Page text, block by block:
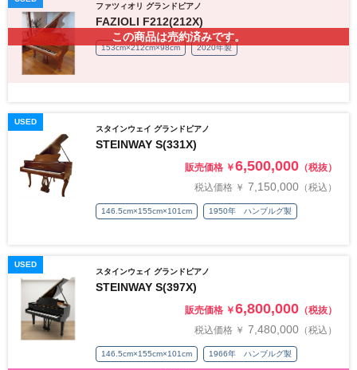
この商品は売約済みです。
ファツィオリ グランドピアノ
FAZIOLI F212(212X)
153cm×212cm×98cm 2020年製
USED
スタインウェイ グランドピアノ
STEINWAY S(331X)
販売価格 ￥6,500,000 （税抜）
税込価格 ￥ 7,150,000 （税込）
146.5cm×155cm×101cm 1950年 ハンブルグ製
USED
スタインウェイ グランドピアノ
STEINWAY S(397X)
販売価格 ￥6,800,000 （税抜）
税込価格 ￥ 7,480,000 （税込）
146.5cm×155cm×101cm 1966年 ハンブルグ製